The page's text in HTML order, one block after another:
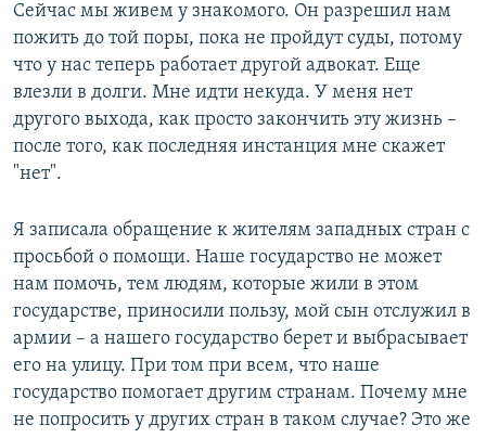
Сейчас мы живем у знакомого. Он разрешил нам
пожить до той поры, пока не пройдут суды, потому
что у нас теперь работает другой адвокат. Еще
влезли в долги. Мне идти некуда. У меня нет
другого выхода, как просто закончить эту жизнь –
после того, как последняя инстанция мне скажет
"нет".
Я записала обращение к жителям западных стран с
просьбой о помощи. Наше государство не может
нам помочь, тем людям, которые жили в этом
государстве, приносили пользу, мой сын отслужил в
армии – а нашего государство берет и выбрасывает
его на улицу. При том при всем, что наше
государство помогает другим странам. Почему мне
не попросить у других стран в таком случае? Это же